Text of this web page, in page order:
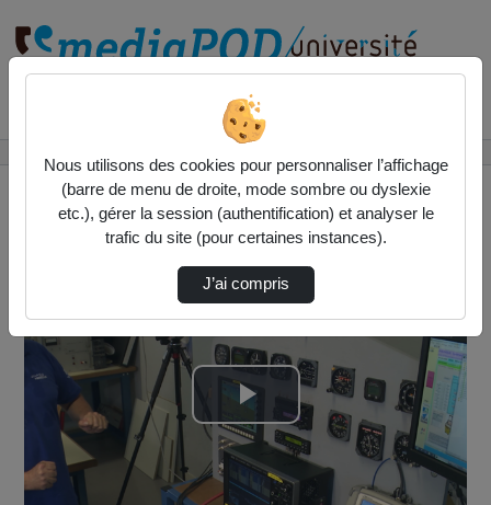
Lire
la
Nous utilisons des cookies pour personnaliser l’affichage
(barre de menu de droite, mode sombre ou dyslexie
etc.), gérer la session (authentification) et analyser le
trafic du site (pour certaines instances).
J’ai compris